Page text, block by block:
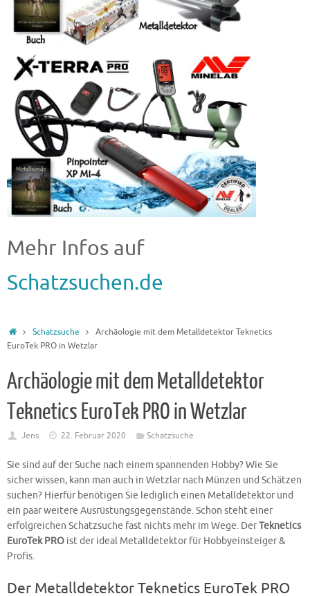
Mehr Infos auf
Schatzsuchen.de
Schatzsuche
Archäologie mit dem Metalldetektor Teknetics
EuroTek PRO in Wetzlar
Archäologie mit dem Metalldetektor
Teknetics EuroTek PRO in Wetzlar
Jens 22. Februar 2020 Schatzsuche
Sie sind auf der Suche nach einem spannenden Hobby? Wie Sie
sicher wissen, kann man auch in Wetzlar nach Münzen und Schätzen
suchen? Hierfür benötigen Sie lediglich einen Metalldetektor und
ein paar weitere Ausrüstungsgegenstände. Schon steht einer
erfolgreichen Schatzsuche fast nichts mehr im Wege. DerTeknetics
EuroTek PRO ist der ideal Metalldetektor für Hobbyeinsteiger &
Profis.
Der Metalldetektor Teknetics EuroTek PRO